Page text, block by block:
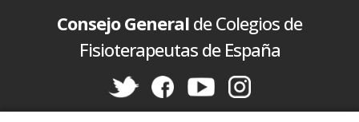
Consejo General de Colegios de
Fisioterapeutas de España